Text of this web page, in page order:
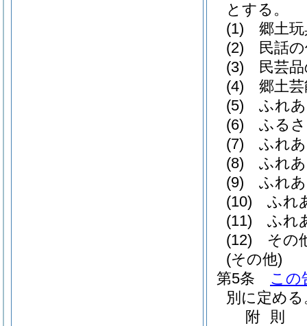
とする。
(1)
郷土
(2)
民話
(3)
民芸
(4)
郷土
(5)
ふれ
(6)
ふる
(7)
ふれ
(8)
ふれ
(9)
ふれ
(10)
ふれ
(11)
ふれ
(12)
その
(その他)
第5条
この
別に定める
附 則